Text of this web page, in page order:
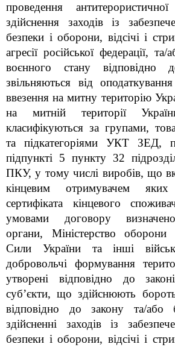
проведення
здійснення заходів із
безпеки і оборони, відсічі і
агресії російської федерації,
воєнного стану відповідно
звільняються від
ввезення на митну територію
на митній території
класифікуються за групами,
та підкатегоріями УКТ ЗЕД,
підпункті 5 пункту 32
ПКУ, у тому числі виробів, що
кінцевим отримувачем
сертифіката кінцевого
умовами договору
органи, Міністерство оборони
Сили України та інші
добровольчі формування
утворені відповідно до
суб’єкти, що здійснюють
відповідно до закону та/або
здійсненні заходів із
безпеки і оборони, відсічі і